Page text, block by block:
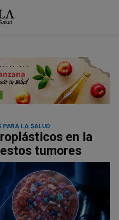
PARA LA SALUD
en la
tumores